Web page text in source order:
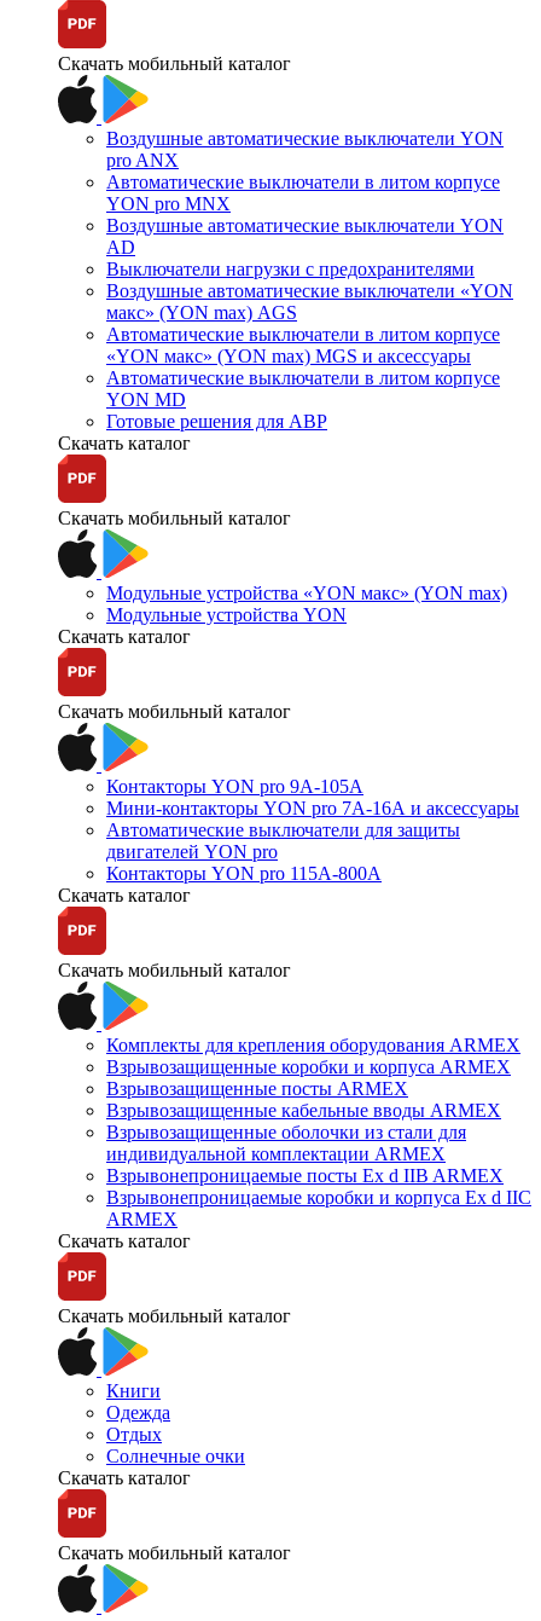
Скачать мобильный каталог
Воздушные автоматические выключатели YON
pro ANX
Автоматические выключатели в литом корпусе
YON pro MNX
Воздушные автоматические выключатели YON
AD
Выключатели нагрузки с предохранителями
Воздушные автоматические выключатели «YON
макс» (YON max) AGS
Автоматические выключатели в литом корпусе
«YON макс» (YON max) MGS и аксессуары
Автоматические выключатели в литом корпусе
YON MD
Готовые решения для АВР
Скачать каталог
Скачать мобильный каталог
Модульные устройства «YON макс» (YON max)
Модульные устройства YON
Скачать каталог
Скачать мобильный каталог
Контакторы YON pro 9А-105А
Мини-контакторы YON pro 7А-16А и аксессуары
Автоматические выключатели для защиты
двигателей YON pro
Контакторы YON pro 115А-800А
Скачать каталог
Скачать мобильный каталог
Комплекты для крепления оборудования ARMEX
Взрывозащищенные коробки и корпуса ARMEX
Взрывозащищенные посты ARMEX
Взрывозащищенные кабельные вводы ARMEX
Взрывозащищенные оболочки из стали для
индивидуальной комплектации ARMEX
Взрывонепроницаемые посты Ex d IIB ARMEX
Взрывонепроницаемые коробки и корпуса Ex d IIС
ARMEX
Скачать каталог
Скачать мобильный каталог
Книги
Одежда
Отдых
Солнечные очки
Скачать каталог
Скачать мобильный каталог